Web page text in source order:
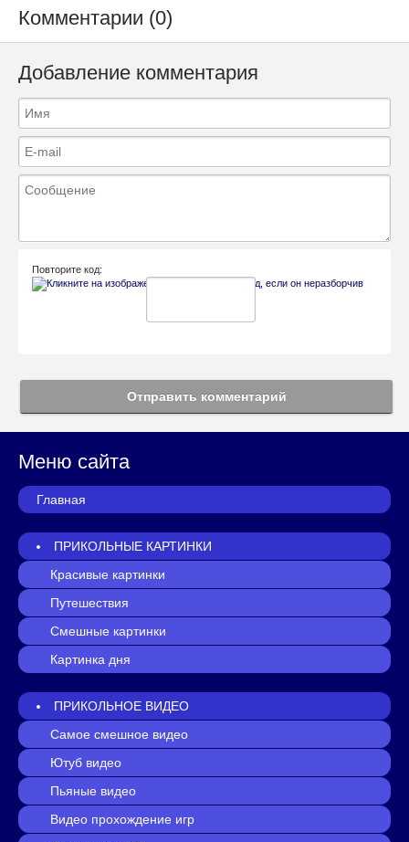
Комментарии (0)
Добавление комментария
Повторите код:
Отправить комментарий
Меню сайта
Главная
ПРИКОЛЬНЫЕ КАРТИНКИ
Красивые картинки
Путешествия
Смешные картинки
Картинка дня
ПРИКОЛЬНОЕ ВИДЕО
Самое смешное видео
Ютуб видео
Пьяные видео
Видео прохождение игр